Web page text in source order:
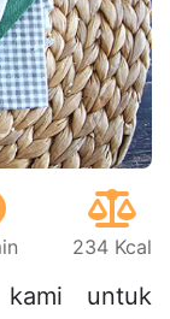
234 Kcal
untuk